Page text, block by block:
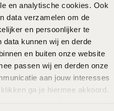
en analytische cookies. Ook
data verzamelen om de
en persoonlijker te
kunnen wij en derde
en buiten onze website
passen wij en derden onze
aan jouw interesses
ga je hiermee akkoord.